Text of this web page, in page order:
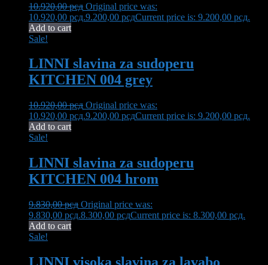
10.920,00рсд Original price was:
10.920,00 рсд.9.200,00 рсдCurrent price is: 9.200,00 рсд.
Add to cart
Sale!
LINNI slavina za sudoperu
KITCHEN 004 grey
10.920,00рсд Original price was:
10.920,00 рсд.9.200,00 рсдCurrent price is: 9.200,00 рсд.
Add to cart
Sale!
LINNI slavina za sudoperu
KITCHEN 004 hrom
9.830,00рсд Original price was:
9.830,00 рсд.8.300,00 рсдCurrent price is: 8.300,00 рсд.
Add to cart
Sale!